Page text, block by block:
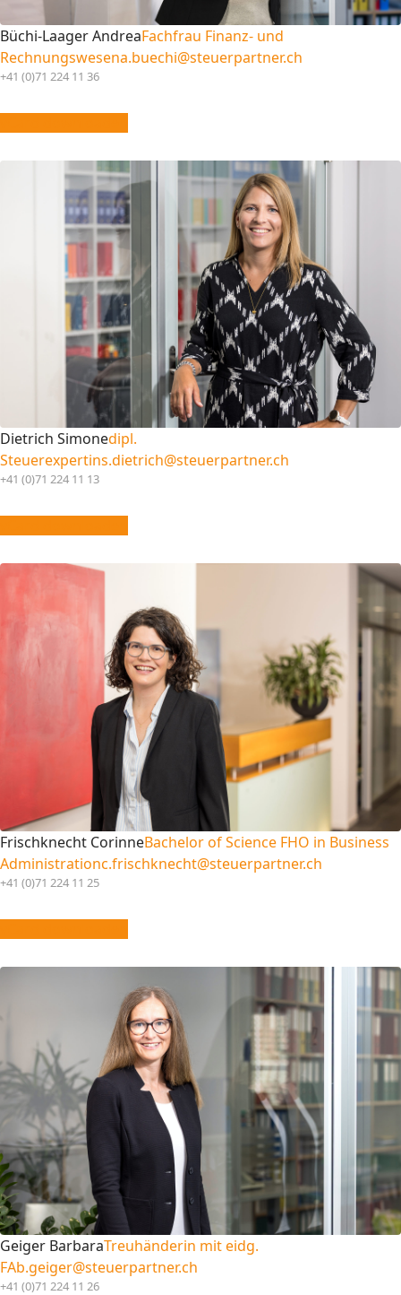
Büchi-Laager AndreaFachfrau Finanz- und
Rechnungswesena.buechi@steuerpartner.ch
+41 (0)71 224 11 36
Dietrich Simonedipl.
Steuerexpertins.dietrich@steuerpartner.ch
+41 (0)71 224 11 13
Frischknecht CorinneBachelor of Science FHO in Business
Administrationc.frischknecht@steuerpartner.ch
+41 (0)71 224 11 25
Geiger BarbaraTreuhänderin mit eidg.
FAb.geiger@steuerpartner.ch
+41 (0)71 224 11 26